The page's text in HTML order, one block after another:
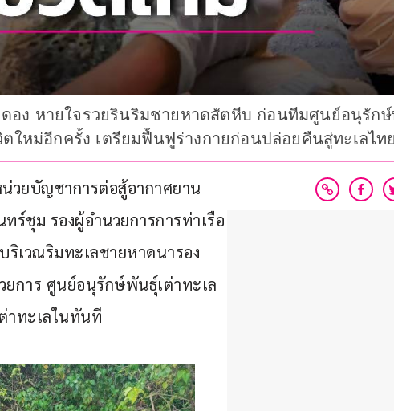
อง หายใจรวยรินริมชายหาดสัตหีบ ก่อนทีมศูนย์อนุรักษ์
ใหม่อีกครั้ง เตรียมฟื้นฟูร่างกายก่อนปล่อยคืนสู่ทะเลไทย
วยบัญชาการต่อสู้อากาศยาน
ร์ชุม รองผู้อำนวยการการท่าเรือ
เวณริมทะเลชายหาดนารอง
ยการ ศูนย์อนุรักษ์พันธุ์เต่าทะเล
าทะเลในทันที